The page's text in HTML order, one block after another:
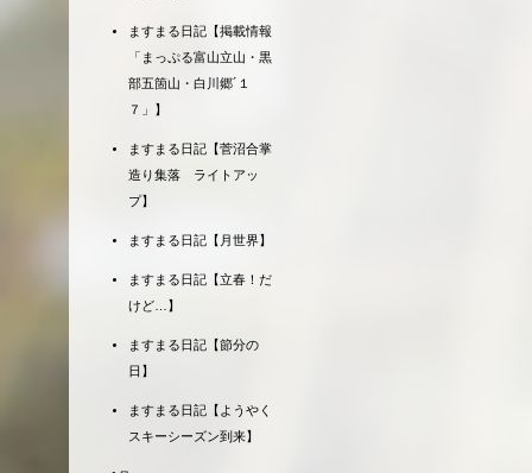
ますまる日記【掲載情報
「まっぷる富山立山・黒
部五箇山・白川郷´１
７」】
ますまる日記【菅沼合掌
造り集落 ライトアッ
プ】
ますまる日記【月世界】
ますまる日記【立春！だ
けど…】
ますまる日記【節分の
日】
ますまる日記【ようやく
スキーシーズン到来】